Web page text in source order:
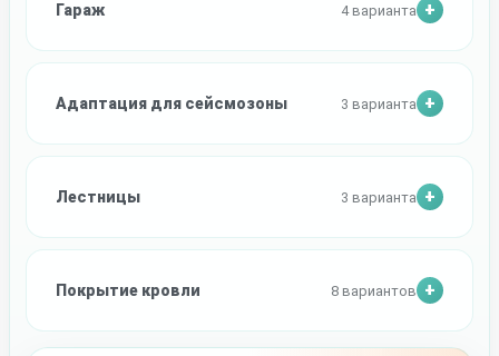
Гараж 4 варианта
Адаптация для сейсмозоны 3 варианта
Лестницы 3 варианта
Покрытие кровли 8 вариантов